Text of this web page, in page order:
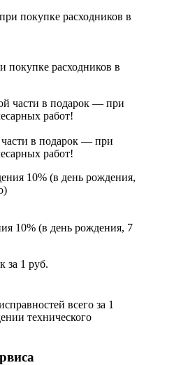
расходников в
в подарок — при
работ!
10% (в день рождения, 7
всего за 1
технического